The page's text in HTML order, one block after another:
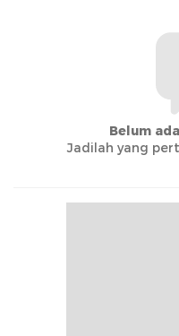
Belum
Jadilah yang